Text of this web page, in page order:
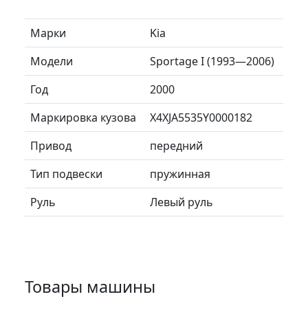
Марки
Kia
Модели
Sportage I (1993—2006)
Год
2000
Маркировка кузова
X4XJA5535Y0000182
Привод
передний
Тип подвески
пружинная
Руль
Левый руль
Товары машины